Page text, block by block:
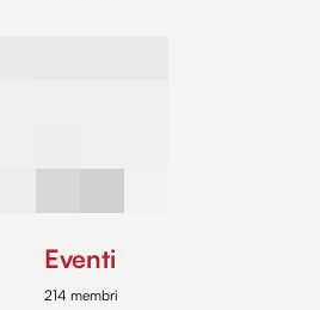
Eventi
214 membri